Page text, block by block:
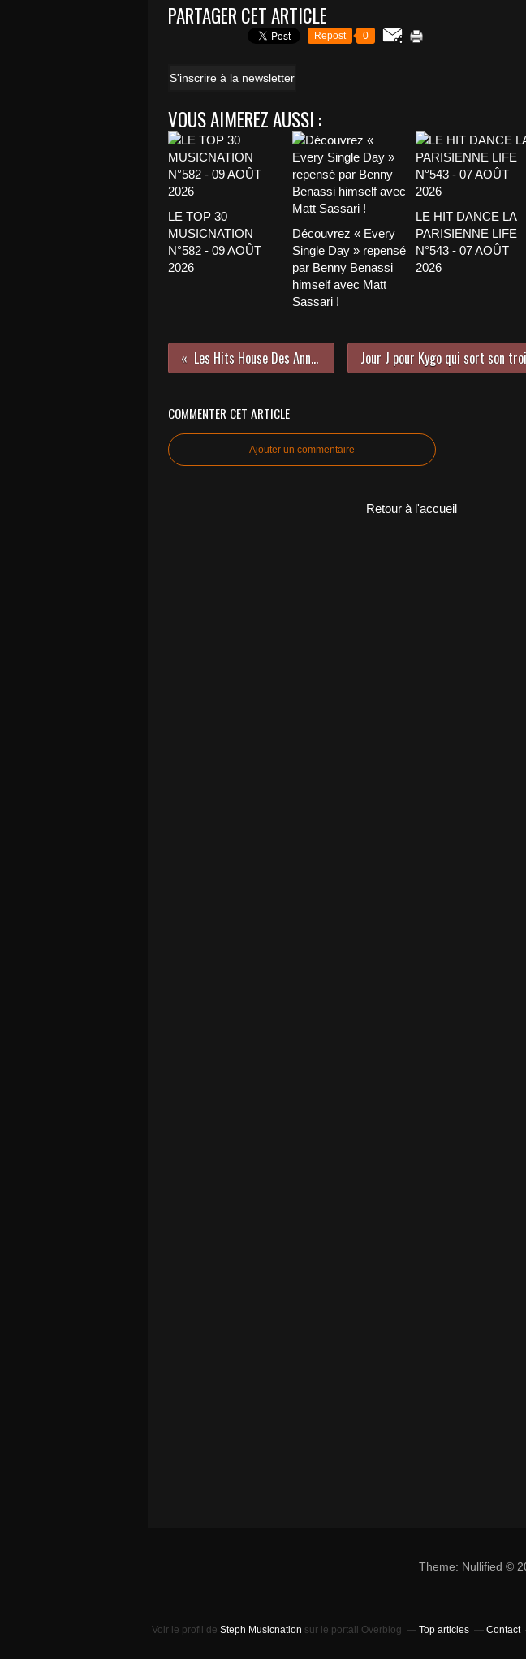
PARTAGER CET ARTICLE
Repost 0
S'inscrire à la newsletter
VOUS AIMEREZ AUSSI :
LE TOP 30
MUSICNATION
N°582 - 09 AOÛT
2026
Découvrez « Every
Single Day » repensé
par Benny Benassi
himself avec Matt
Sassari !
LE HIT DANCE LA
PARISIENNE LIFE
N°543 - 07 AOÛT
2026
Les Hits House Des Années 2000 !
COMMENTER CET ARTICLE
Ajouter un commentaire
Retour à l'accueil
Theme: Nullified ©
Voir le profil de Steph Musicnation sur le portail Overblog Top articles Contact